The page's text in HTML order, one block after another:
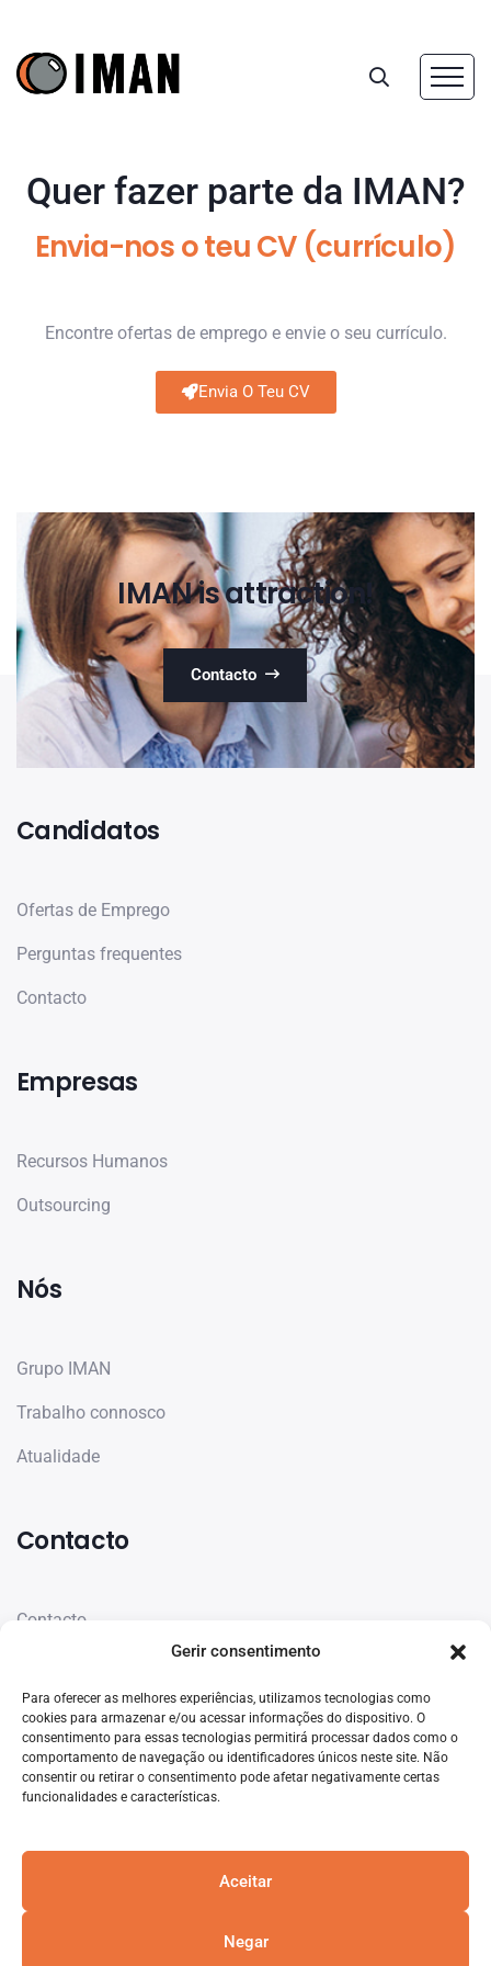
Gerir consentimento
Para oferecer as melhores experiências, utilizamos tecnologias como
cookies para armazenar e/ou acessar informações do dispositivo. O
consentimento para essas tecnologias permitirá processar dados como o
comportamento de navegação ou identificadores únicos neste site. Não
consentir ou retirar o consentimento pode afetar negativamente certas
funcionalidades e características.
Aceitar
Negar
Quer fazer parte da IMAN?
Envia-nos o teu CV (currículo)
Encontre ofertas de emprego e envie o seu currículo.
Envia O Teu CV
IMAN is attraction!
Contacto
Candidatos
Ofertas de Emprego
Perguntas frequentes
Contacto
Empresas
Recursos Humanos
Outsourcing
Nós
Grupo IMAN
Trabalho connosco
Atualidade
Contacto
Contacto